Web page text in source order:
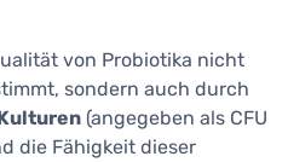
von Probiotika nicht
sondern auch durch
(angegeben als CFU
die Fähigkeit dieser